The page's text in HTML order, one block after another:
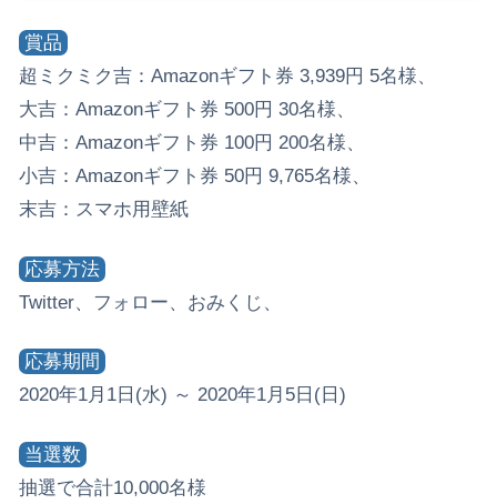
賞品
超ミクミク吉：Amazonギフト券 3,939円 5名様、
大吉：Amazonギフト券 500円 30名様、
中吉：Amazonギフト券 100円 200名様、
小吉：Amazonギフト券 50円 9,765名様、
末吉：スマホ用壁紙
応募方法
Twitter、フォロー、おみくじ、
応募期間
2020年1月1日(水) ～ 2020年1月5日(日)
当選数
抽選で合計10,000名様